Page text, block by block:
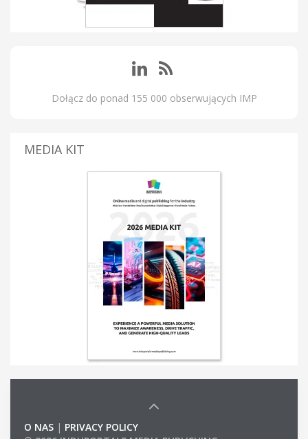
Dołącz do ponad 155 000 obserwujących IMP
MEDIA KIT
O NAS | PRIVACY POLICY